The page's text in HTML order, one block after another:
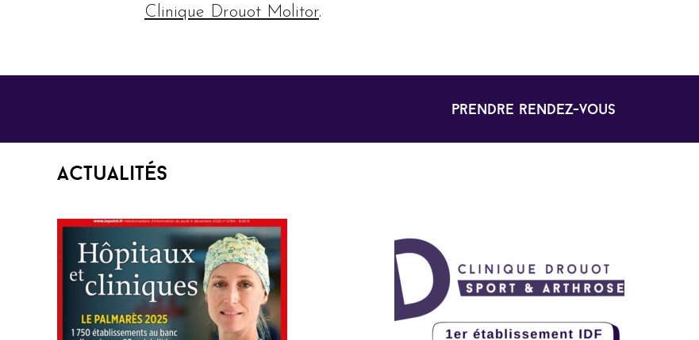
Clinique Drouot Molitor.
prendre rendez-vous
Actualités